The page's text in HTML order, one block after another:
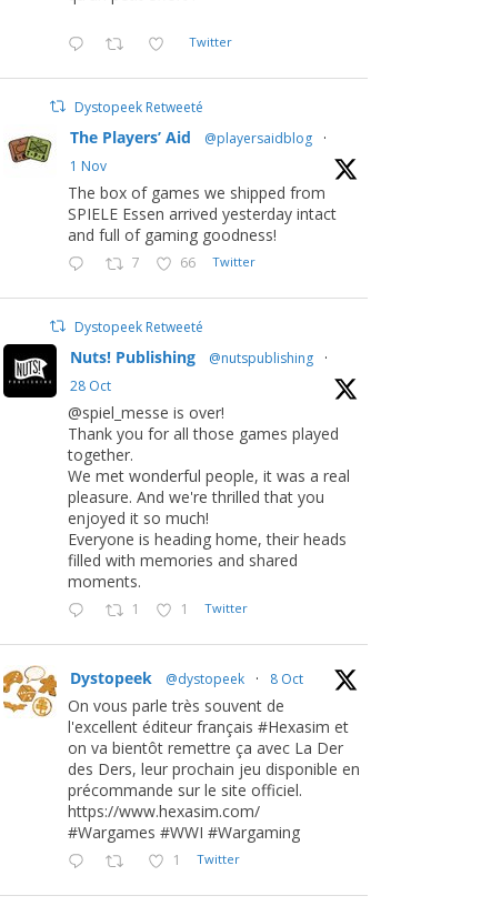
Twitter
Dystopeek Retweeté
The Players’ Aid @playersaidblog
·
1 Nov
The box of games we shipped from
SPIELE Essen arrived yesterday intact
and full of gaming goodness!
7 66 Twitter
Dystopeek Retweeté
Nuts! Publishing @nutspublishing
·
28 Oct
@spiel_messe is over!
Thank you for all those games played
together.
We met wonderful people, it was a real
pleasure. And we're thrilled that you
enjoyed it so much!
Everyone is heading home, their heads
filled with memories and shared
moments.
1 1 Twitter
Dystopeek @dystopeek · 8 Oct
On vous parle très souvent de
l'excellent éditeur français #Hexasim et
on va bientôt remettre ça avec La Der
des Ders, leur prochain jeu disponible en
précommande sur le site officiel.
https://www.hexasim.com/
#Wargames #WWI #Wargaming
1 Twitter